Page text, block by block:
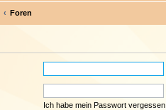
Foren
Ich habe mein Passwort vergessen